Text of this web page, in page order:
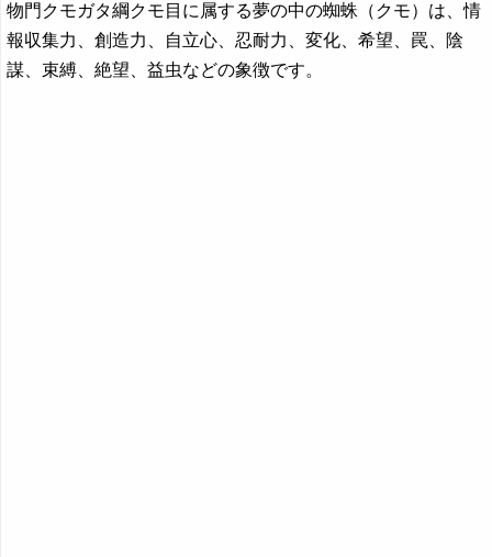
物門クモガタ綱クモ目に属する夢の中の蜘蛛（クモ）は、情
報収集力、創造力、自立心、忍耐力、変化、希望、罠、陰
謀、束縛、絶望、益虫などの象徴です。